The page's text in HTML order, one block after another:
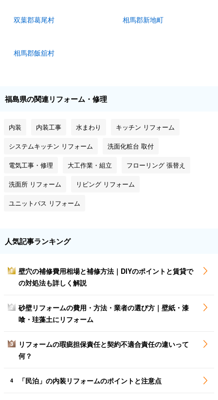
双葉郡葛尾村 相馬郡新地町
相馬郡飯舘村
福島県の関連リフォーム・修理
内装 内装工事 水まわり キッチン リフォーム
システムキッチン リフォーム 洗面化粧台 取付
電気工事・修理 大工作業・組立 フローリング 張替え
洗面所 リフォーム リビング リフォーム
ユニットバス リフォーム
人気記事ランキング
1
壁穴の補修費用相場と補修方法｜DIYのポイントと賃貸で
の対処法も詳しく解説
2
砂壁リフォームの費用・方法・業者の選び方｜壁紙・漆
喰・珪藻土にリフォーム
3
リフォームの瑕疵担保責任と契約不適合責任の違いって
何？
4 「民泊」の内装リフォームのポイントと注意点